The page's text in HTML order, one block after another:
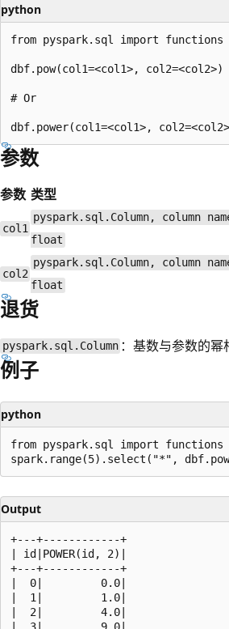
python
from pyspark.sql import functions
dbf.pow(col1=<col1>, col2=<col2>)
# Or
参数
参数 类型
col1
pyspark.sql.Column, column
float
col2
pyspark.sql.Column, column
float
退货
pyspark.sql.Column ：基数与参数的幂
例子
python
from pyspark.sql import functions
Output
+---+------------+
| id|POWER(id, 2)|
+---+------------+
|  0|         0.0|
|  1|         1.0|
|  2|         4.0|
|  3|         9.0|